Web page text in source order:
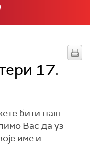
17.
бити наш
Вас да уз
име и